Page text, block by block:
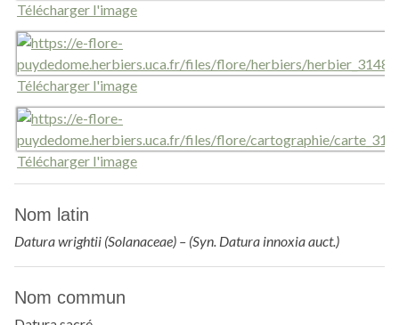
Télécharger l'image
Télécharger l'image
Télécharger l'image
Nom latin
Datura wrightii (Solanaceae) – (Syn. Datura innoxia auct.)
Nom commun